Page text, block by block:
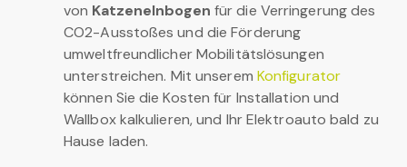
von Katzenelnbogen für die Verringerung des
CO2-Ausstoßes und die Förderung
umweltfreundlicher Mobilitätslösungen
unterstreichen. Mit unserem Konfigurator
können Sie die Kosten für Installation und
Wallbox kalkulieren, und Ihr Elektroauto bald zu
Hause laden.